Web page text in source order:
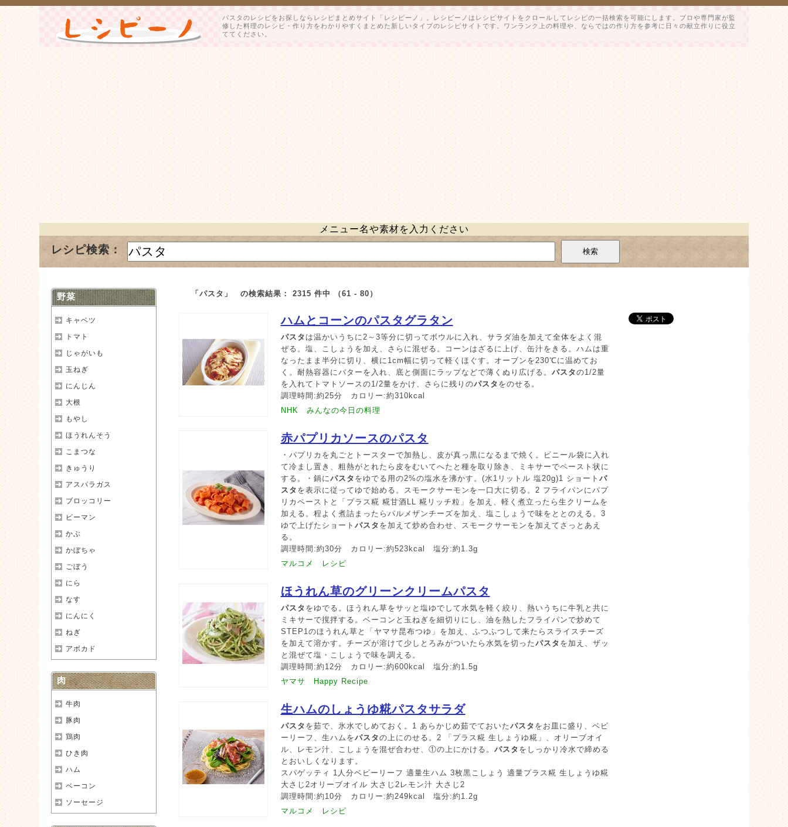
パスタのレシピをお探しならレシピまとめサイト「レシピーノ」。レシピーノはレシピサイトをクロールしてレシピの一括検索を可能にします。プロや専門家が監
修した料理のレシピ・作り方をわかりやすくまとめた新しいタイプのレシピサイトです。ワンランク上の料理や、ならではの作り方を参考に日々の献立作りに役立
ててください。
メニュー名や素材を入力ください
レシピ検索：
「パスタ」 の検索結果： 2315 件中 （61 - 80）
ハムとコーンのパスタグラタン
パスタ は温かいうちに2～3等分に切ってボウルに入れ、サラダ油を加えて全体をよく混
ぜる。塩、こしょうを加え、さらに混ぜる。コーンはざるに上げ、缶汁をきる。ハムは重
なったまま半分に切り、横に1cm幅に切って軽くほぐす。オーブンを230℃に温めてお
く。耐熱容器にバターを入れ、底と側面にラップなどで薄くぬり広げる。 パスタの1/2量
を入れてトマトソースの1/2量をかけ、さらに残りのパスタ をのせる。
調理時間:約25分 カロリー:約310kcal
NHK みんなの今日の料理
赤パプリカソースのパスタ
・パプリカを丸ごとトースターで加熱し、皮が真っ黒になるまで焼く。ビニール袋に入れ
て冷まし置き、粗熱がとれたら皮をむいてへたと種を取り除き、ミキサーでペースト状に
する。・鍋にパスタ をゆでる用の2%の塩水を沸かす。(水1リットル 塩20g)1 ショート パ
スタ を表示に従ってゆで始める。スモークサーモンを一口大に切る。2 フライパンにパプ
リカペーストと「プラス糀 糀甘酒LL 糀リッチ粒」を加え、軽く煮立ったら生クリームを
加える。程よく煮詰まったらパルメザンチーズを加え、塩こしょうで味をととのえる。3
ゆで上げたショート パスタ を加えて炒め合わせ、スモークサーモンを加えてさっとあえ
る。
調理時間:約30分 カロリー:約523kcal 塩分:約1.3g
マルコメ レシピ
ほうれん草のグリーンクリームパスタ
パスタ をゆでる。ほうれん草をサッと塩ゆでして水気を軽く絞り、熱いうちに牛乳と共に
ミキサーで撹拌する。ベーコンと玉ねぎを細切りにし、油を熱したフライパンで炒めて
STEP1のほうれん草と「ヤマサ昆布つゆ」を加え、ふつふつして来たらスライスチーズ
を加えて溶かす。チーズが溶けて少しとろみがついたら水気を切ったパスタ を加え、ザッ
と混ぜて塩・こしょうで味を調える。
調理時間:約12分 カロリー:約600kcal 塩分:約1.5g
ヤマサ Happy Recipe
生ハムのしょうゆ糀パスタサラダ
パスタ を茹で、氷水でしめておく。1 あらかじめ茹でておいたパスタ をお皿に盛り、ベビ
ーリーフ、生ハムをパスタの上にのせる。2 「プラス糀 生しょうゆ糀」、オリーブオイ
ル、レモン汁、こしょうを混ぜ合わせ、①の上にかける。 パスタ をしっかり冷水で締める
とおいしくなります。
スパゲッティ 1人分ベビーリーフ 適量生ハム 3枚黒こしょう 適量プラス糀 生しょうゆ糀
大さじ2オリーブオイル 大さじ2レモン汁 大さじ2
調理時間:約10分 カロリー:約249kcal 塩分:約1.2g
マルコメ レシピ
野菜
キャベツ
トマト
じゃがいも
玉ねぎ
にんじん
大根
もやし
ほうれんそう
こまつな
きゅうり
アスパラガス
ブロッコリー
ピーマン
かぶ
かぼちゃ
ごぼう
にら
なす
にんにく
ねぎ
アボカド
肉
牛肉
豚肉
鶏肉
ひき肉
ハム
ベーコン
ソーセージ